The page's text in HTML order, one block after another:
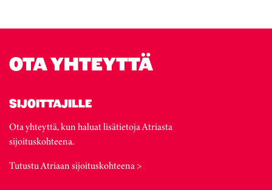
OTA YHTEYTTÄ
SIJOITTAJILLE
Ota yhteyttä, kun haluat lisätietoja Atriasta
sijoituskohteena.
Tutustu Atriaan sijoituskohteena >